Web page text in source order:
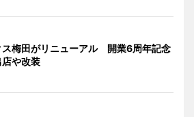
ス梅田がリニューアル 開業6周年記念
店や改装